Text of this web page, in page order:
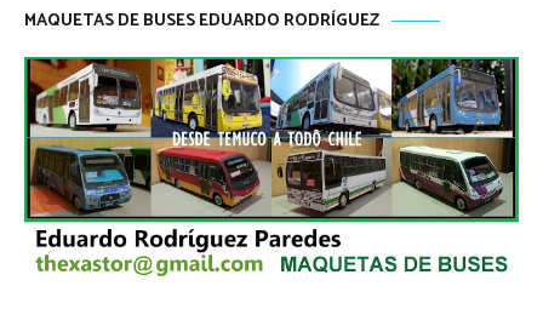
MAQUETAS DE BUSES EDUARDO RODRÍGUEZ